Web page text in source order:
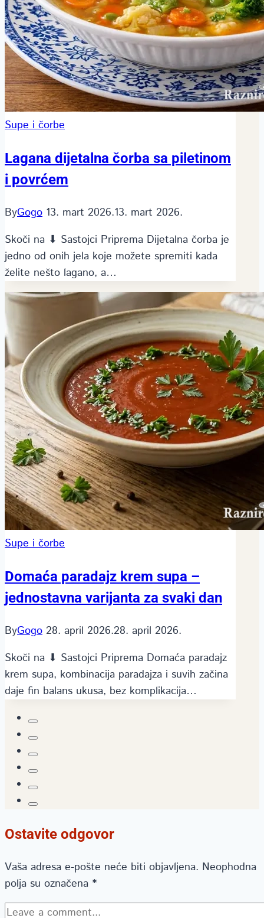
Supe i čorbe
Lagana dijetalna čorba sa piletinom
i povrćem
ByGogo 13. mart 2026.13. mart 2026.
Skoči na ⬇ Sastojci Priprema Dijetalna čorba je
jedno od onih jela koje možete spremiti kada
želite nešto lagano, a…
Supe i čorbe
Domaća paradajz krem supa –
jednostavna varijanta za svaki dan
ByGogo 28. april 2026.28. april 2026.
Skoči na ⬇ Sastojci Priprema Domaća paradajz
krem supa, kombinacija paradajza i suvih začina
daje fin balans ukusa, bez komplikacija…
Ostavite odgovor
Vaša adresa e-pošte neće biti objavljena. Neophodna
polja su označena *